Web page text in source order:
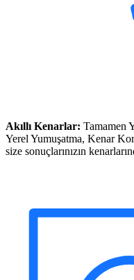
Akıllı Kenarlar: Tamamen
Yerel Yumuşatma, Kenar
size sonuçlarınızın